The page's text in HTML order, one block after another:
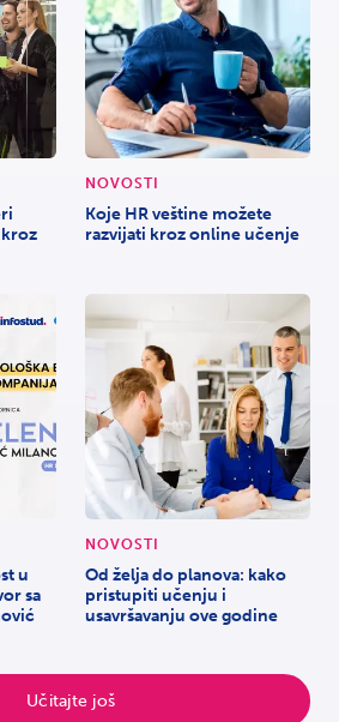
NOVOSTI
Koje HR veštine možete
razvijati kroz online učenje
u
sa
NOVOSTI
Od želja do planova: kako
pristupiti učenju i
usavršavanju ove godine
Učitajte još